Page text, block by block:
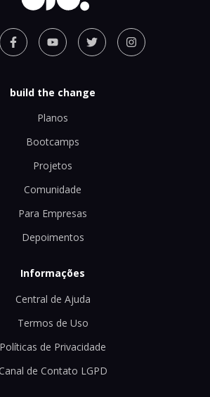
build the change
Planos
Bootcamps
Projetos
Comunidade
Para Empresas
Depoimentos
Informações
Central de Ajuda
Termos de Uso
Políticas de Privacidade
de Contato LGPD